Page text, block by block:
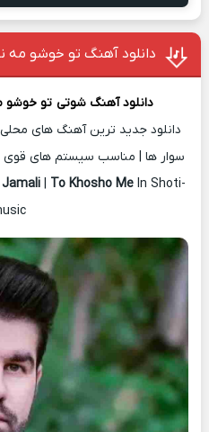
دانلود آهنگ تو خوشو مه
دانلود آهنگ شوتی تو خوشو
دانلود جدید ترین آهنگ های محلی
سوار ها | مناسب سیستم های
| To Khosho MeIn Shoti-